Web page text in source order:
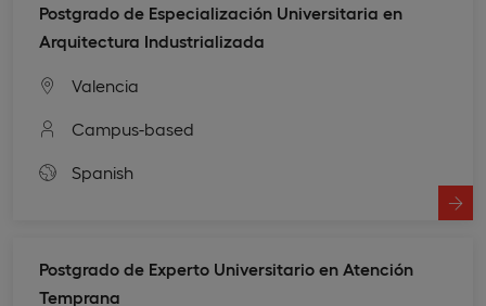
Postgrado de Especialización Universitaria en
Arquitectura Industrializada
Valencia
Campus-based
Spanish
Postgrado de Experto Universitario en Atención
Temprana